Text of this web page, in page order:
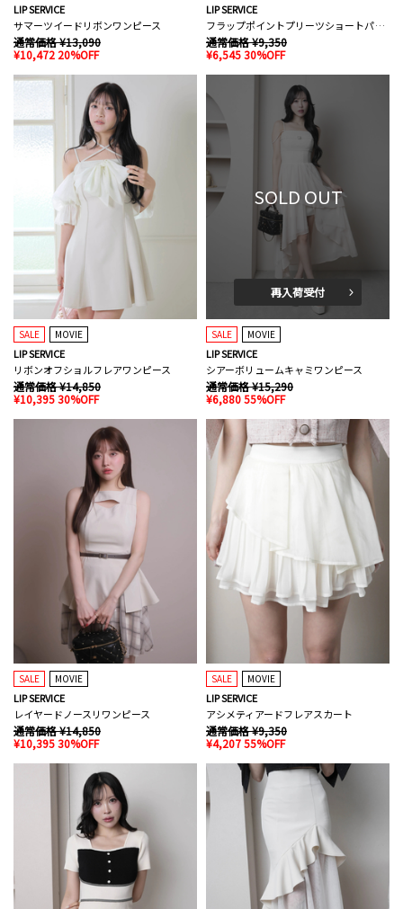
LIP SERVICE
サマーツイードリボンワンピース
通常価格 ¥13,090
¥10,472 20%OFF
LIP SERVICE
フラップポイントプリーツショートパンツ
通常価格 ¥9,350
¥6,545 30%OFF
SALE MOVIE
LIP SERVICE
リボンオフショルフレアワンピース
通常価格 ¥14,850
¥10,395 30%OFF
SOLD OUT
再入荷受付
SALE MOVIE
LIP SERVICE
シアーボリュームキャミワンピース
通常価格 ¥15,290
¥6,880 55%OFF
SALE MOVIE
LIP SERVICE
レイヤードノースリワンピース
通常価格 ¥14,850
¥10,395 30%OFF
SALE MOVIE
LIP SERVICE
アシメティアードフレアスカート
通常価格 ¥9,350
¥4,207 55%OFF